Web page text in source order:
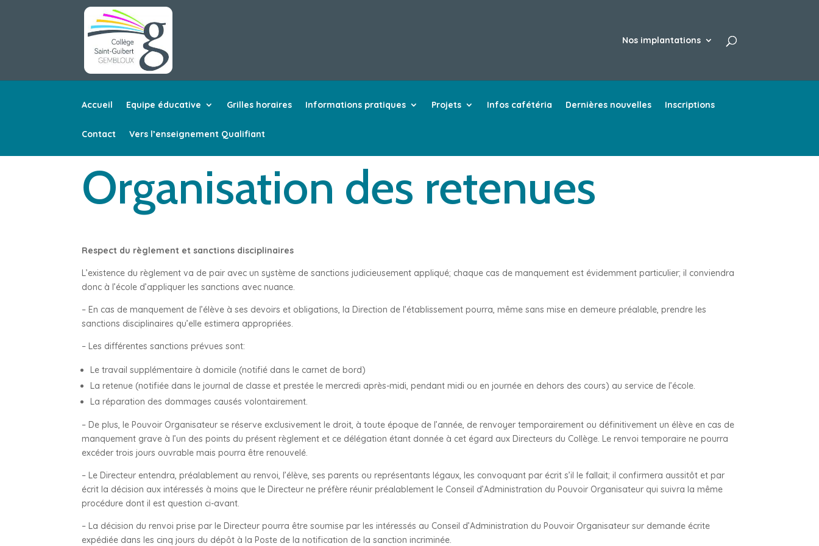
Nos implantations
Accueil Equipe éducative Grilles horaires Informations pratiques Projets Infos cafétéria Dernières nouvelles Inscriptions
Contact Vers l’enseignement Qualifiant
Organisation des retenues
Respect du règlement et sanctions disciplinaires
L’existence du règlement va de pair avec un système de sanctions judicieusement appliqué; chaque cas de manquement est évidemment particulier; il conviendra
donc à l’école d’appliquer les sanctions avec nuance.
– En cas de manquement de l’élève à ses devoirs et obligations, la Direction de l’établissement pourra, même sans mise en demeure préalable, prendre les
sanctions disciplinaires qu’elle estimera appropriées.
– Les différentes sanctions prévues sont:
Le travail supplémentaire à domicile (notifié dans le carnet de bord)
La retenue (notifiée dans le journal de classe et prestée le mercredi après-midi, pendant midi ou en journée en dehors des cours) au service de l’école.
La réparation des dommages causés volontairement.
– De plus, le Pouvoir Organisateur se réserve exclusivement le droit, à toute époque de l’année, de renvoyer temporairement ou définitivement un élève en cas de
manquement grave à l’un des points du présent règlement et ce délégation étant donnée à cet égard aux Directeurs du Collège. Le renvoi temporaire ne pourra
excéder trois jours ouvrable mais pourra être renouvelé.
– Le Directeur entendra, préalablement au renvoi, l’élève, ses parents ou représentants légaux, les convoquant par écrit s’il le fallait; il confirmera aussitôt et par
écrit la décision aux intéressés à moins que le Directeur ne préfère réunir préalablement le Conseil d’Administration du Pouvoir Organisateur qui suivra la même
procédure dont il est question ci-avant.
– La décision du renvoi prise par le Directeur pourra être soumise par les intéressés au Conseil d’Administration du Pouvoir Organisateur sur demande écrite
expédiée dans les cinq jours du dépôt à la Poste de la notification de la sanction incriminée.